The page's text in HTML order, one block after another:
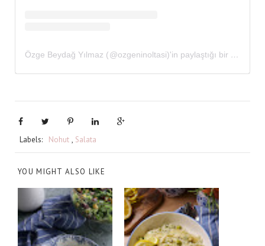
Özge Beydağ Yılmaz (@ozgeninoltasi)'in paylaştığı bir gönderi
Labels: Nohut , Salata
YOU MIGHT ALSO LIKE